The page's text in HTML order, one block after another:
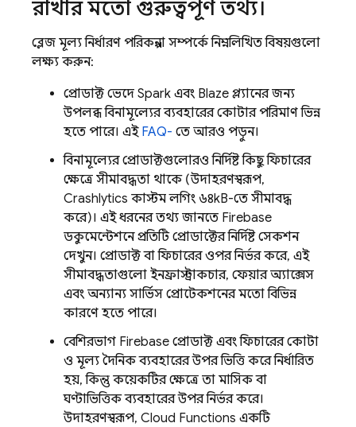
রাখার মতো গুরুত্বপূর্ণ তথ্য।
ব্লেজ মূল্য নির্ধারণ পরিকল্পনা সম্পর্কে নিম্নলিখিত বিষয়গুলো
লক্ষ্য করুন:
প্রোডাক্ট ভেদে Spark এবং Blaze প্ল্যানের জন্য
উপলব্ধ বিনামূল্যের ব্যবহারের কোটার পরিমাণ ভিন্ন
হতে পারে। এই FAQ- তে আরও পড়ুন।
বিনামূল্যের প্রোডাক্টগুলোরও নির্দিষ্ট কিছু ফিচারের
ক্ষেত্রে সীমাবদ্ধতা থাকে (উদাহরণস্বরূপ,
Crashlytics কাস্টম লগিং ৬৪kB-তে সীমাবদ্ধ
করে)। এই ধরনের তথ্য জানতে Firebase
ডকুমেন্টেশনে প্রতিটি প্রোডাক্টের নির্দিষ্ট সেকশন
দেখুন। প্রোডাক্ট বা ফিচারের ওপর নির্ভর করে, এই
সীমাবদ্ধতাগুলো ইনফ্রাস্ট্রাকচার, ফেয়ার অ্যাক্সেস
এবং অন্যান্য সার্ভিস প্রোটেকশনের মতো বিভিন্ন
কারণে হতে পারে।
বেশিরভাগ Firebase প্রোডাক্ট এবং ফিচারের কোটা
ও মূল্য দৈনিক ব্যবহারের উপর ভিত্তি করে নির্ধারিত
হয়, কিন্তু কয়েকটির ক্ষেত্রে তা মাসিক বা
ঘণ্টাভিত্তিক ব্যবহারের উপর নির্ভর করে।
উদাহরণস্বরূপ, Cloud Functions একটি